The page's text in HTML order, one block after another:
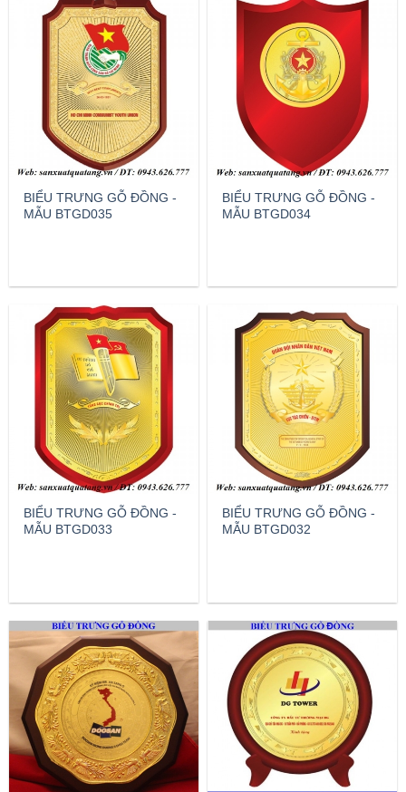
BIỂU TRƯNG GỖ ĐỒNG -
MẪU BTGD035
BIỂU TRƯNG GỖ ĐỒNG -
MẪU BTGD034
BIỂU TRƯNG GỖ ĐỒNG -
MẪU BTGD033
BIỂU TRƯNG GỖ ĐỒNG -
MẪU BTGD032